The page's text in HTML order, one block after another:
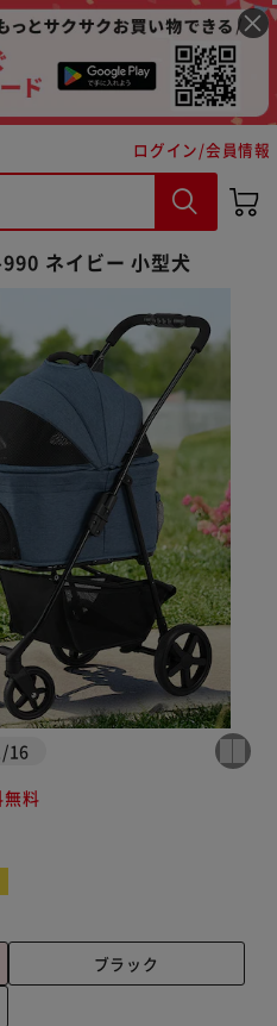
ログイン/会員情報
ネイビー 小型犬
/16
料
ブラック
購入手続きへ